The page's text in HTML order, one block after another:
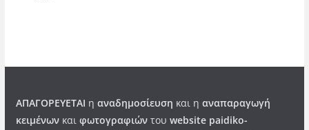
ΑΠΑΓΟΡΕΥΕΤΑΙ η αναδημοσίευση και η αναπαραγωγή
κειμένωνκαι φωτογραφιώντου website paidiko-